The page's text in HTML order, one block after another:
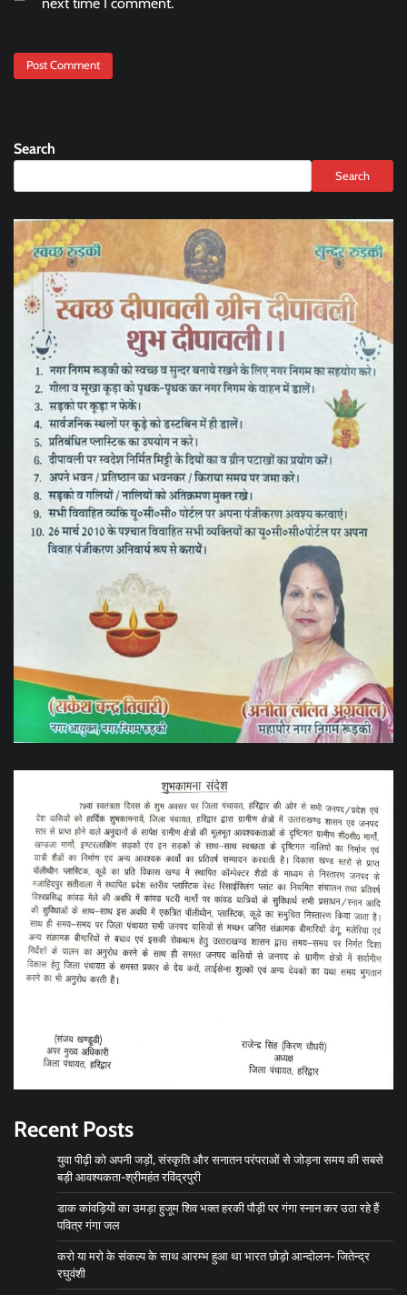
Search
Search
Recent Posts
युवा पीढ़ी को अपनी जड़ों, संस्कृति और सनातन परंपराओं से जोड़ना समय की सबसे
बड़ी आवश्यकता-श्रीमहंत रविंद्रपुरी
डाक कांवड़ियों का उमड़ा हुजूम शिव भक्त हरकी पौड़ी पर गंगा स्नान कर उठा रहे हैं
पवित्र गंगा जल
करो या मरो के संकल्प के साथ आरम्भ हुआ था भारत छोड़ो आन्दोलन- जितेन्द्र
रघुवंशी